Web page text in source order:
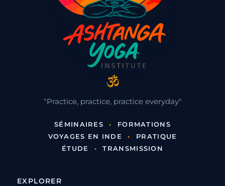
"Practice, practice, practice everyday"
SÉMINAIRES •
FORMATIONS
VOYAGES EN INDE
•
PRATIQUE
ÉTUDE
• TRANSMISSION
EXPLORER